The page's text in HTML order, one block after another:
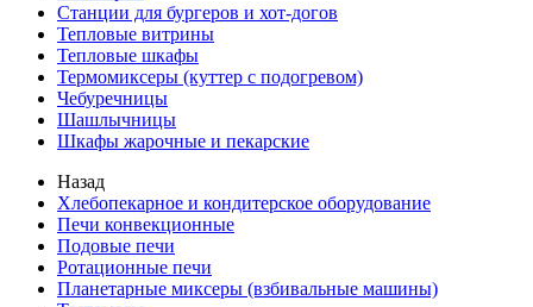
Станции для бургеров и хот-догов
Тепловые витрины
Тепловые шкафы
Термомиксеры (куттер с подогревом)
Чебуречницы
Шашлычницы
Шкафы жарочные и пекарские
Назад
Хлебопекарное и кондитерское оборудование
Печи конвекционные
Подовые печи
Ротационные печи
Планетарные миксеры (взбивальные машины)